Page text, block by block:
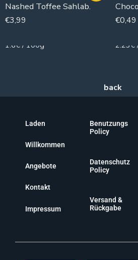
Nashed Toffee Sahlab.
€3,99
1.6€ / 100g
€0,49
2.23€
Laden
Willkommen
Angebote
Kontakt
Impressum
Benutzungs
Policy
Datenschutz
Policy
Versand &
Rückgabe